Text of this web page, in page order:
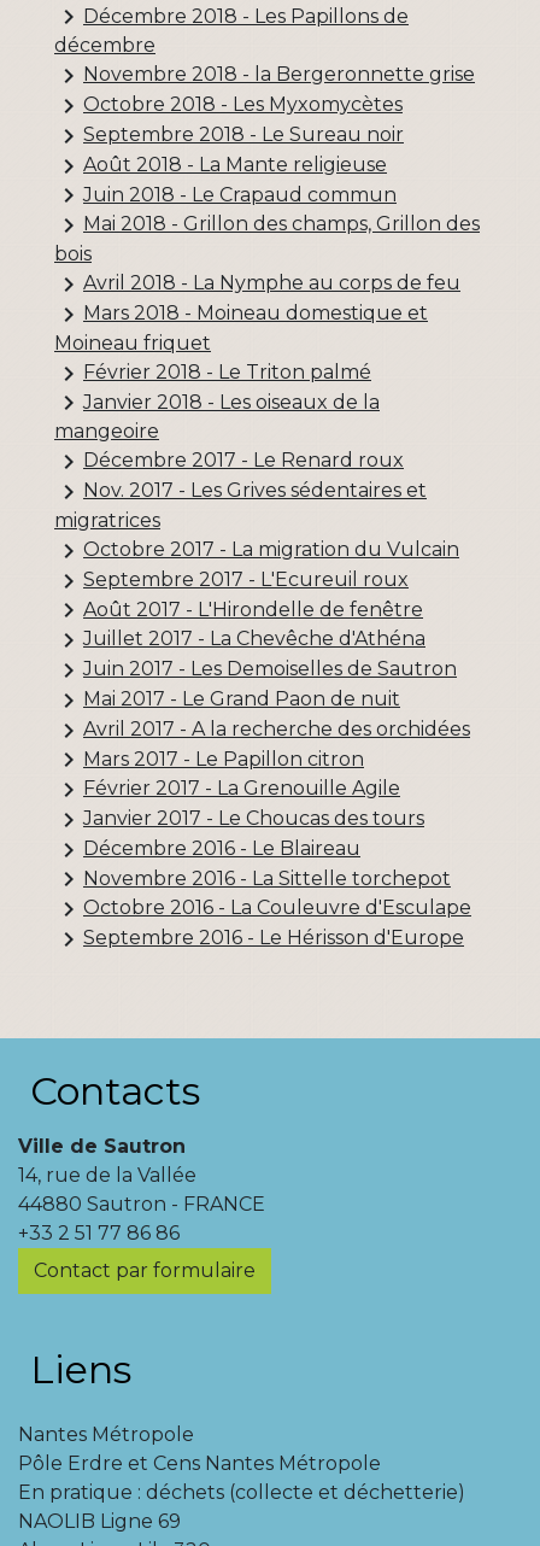
keyboard_arrow_right Décembre 2018 - Les Papillons de
décembre
keyboard_arrow_right Novembre 2018 - la Bergeronnette grise
keyboard_arrow_right Octobre 2018 - Les Myxomycètes
keyboard_arrow_right Septembre 2018 - Le Sureau noir
keyboard_arrow_right Août 2018 - La Mante religieuse
keyboard_arrow_rightJuin 2018 - Le Crapaud commun
keyboard_arrow_right Mai 2018 - Grillon des champs, Grillon des
bois
keyboard_arrow_right Avril 2018 - La Nymphe au corps de feu
keyboard_arrow_right Mars 2018 - Moineau domestique et
Moineau friquet
keyboard_arrow_right Février 2018 - Le Triton palmé
keyboard_arrow_rightJanvier 2018 - Les oiseaux de la
mangeoire
keyboard_arrow_right Décembre 2017 - Le Renard roux
keyboard_arrow_right Nov. 2017 - Les Grives sédentaires et
migratrices
keyboard_arrow_right Octobre 2017 - La migration du Vulcain
keyboard_arrow_right Septembre 2017 - L'Ecureuil roux
keyboard_arrow_right Août 2017 - L'Hirondelle de fenêtre
keyboard_arrow_rightJuillet 2017 - La Chevêche d'Athéna
keyboard_arrow_rightJuin 2017 - Les Demoiselles de Sautron
keyboard_arrow_right Mai 2017 - Le Grand Paon de nuit
keyboard_arrow_right Avril 2017 - A la recherche des orchidées
keyboard_arrow_right Mars 2017 - Le Papillon citron
keyboard_arrow_right Février 2017 - La Grenouille Agile
keyboard_arrow_rightJanvier 2017 - Le Choucas des tours
keyboard_arrow_right Décembre 2016 - Le Blaireau
keyboard_arrow_right Novembre 2016 - La Sittelle torchepot
keyboard_arrow_right Octobre 2016 - La Couleuvre d'Esculape
keyboard_arrow_right Septembre 2016 - Le Hérisson d'Europe
Contacts
Ville de Sautron
14, rue de la Vallée
44880 Sautron - FRANCE
+33 2 51 77 86 86
Contact par formulaire
Liens
Nantes Métropole
Pôle Erdre et Cens Nantes Métropole
En pratique : déchets (collecte et déchetterie)
NAOLIB Ligne 69